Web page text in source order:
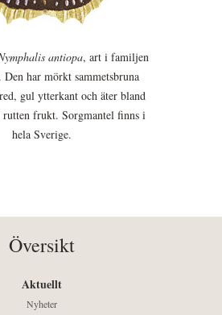
antiopa, art i familjen
har mörkt sammetsbruna
gul ytterkant och äter bland
rutten frukt. Sorgmantel finns i
hela Sverige.
Översikt
Aktuellt
Nyheter